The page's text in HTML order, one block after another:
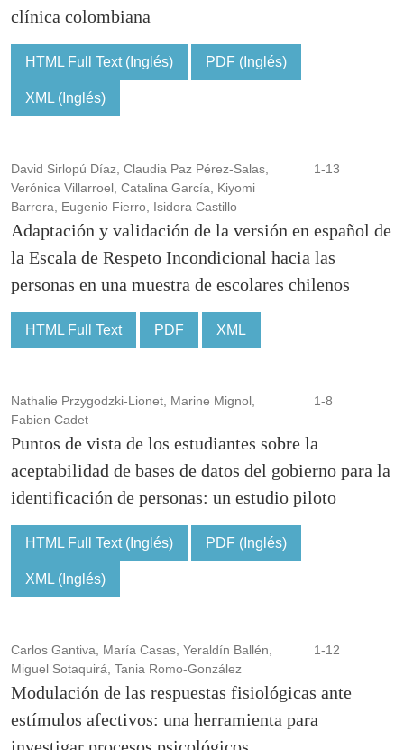
clínica colombiana
HTML Full Text (Inglés) PDF (Inglés)
XML (Inglés)
David Sirlopú Díaz, Claudia Paz Pérez-Salas,
Verónica Villarroel, Catalina García, Kiyomi
Barrera, Eugenio Fierro, Isidora Castillo
1-13
Adaptación y validación de la versión en español de
la Escala de Respeto Incondicional hacia las
personas en una muestra de escolares chilenos
HTML Full Text PDF XML
Nathalie Przygodzki-Lionet, Marine Mignol,
Fabien Cadet
1-8
Puntos de vista de los estudiantes sobre la
aceptabilidad de bases de datos del gobierno para la
identificación de personas: un estudio piloto
HTML Full Text (Inglés) PDF (Inglés)
XML (Inglés)
Carlos Gantiva, María Casas, Yeraldín Ballén,
Miguel Sotaquirá, Tania Romo-González
1-12
Modulación de las respuestas fisiológicas ante
estímulos afectivos: una herramienta para